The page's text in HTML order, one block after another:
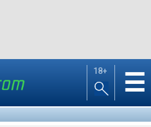
18+ ☰